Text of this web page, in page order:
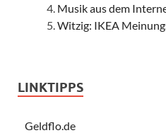
Musik aus dem
Witzig: IKEA
LINKTIPPS
Geldflo.de